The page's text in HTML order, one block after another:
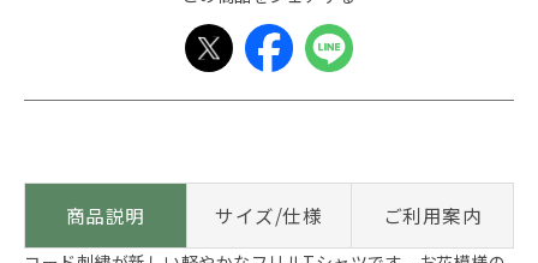
商品説明 サイズ/仕様 ご利用案内